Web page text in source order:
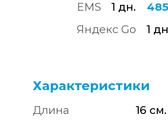
EMS
1 дн.
Яндекс Go
1
Характеристики
Длина 16 см.